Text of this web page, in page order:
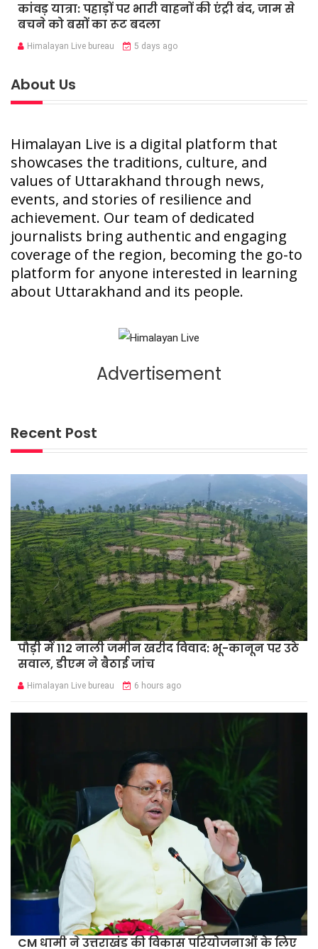
कांवड़ यात्रा: पहाड़ों पर भारी वाहनों की एंट्री बंद, जाम से
बचने को बसों का रूट बदला
Himalayan Live bureau 5 days ago
About Us
Himalayan Live is a digital platform that
showcases the traditions, culture, and
values of Uttarakhand through news,
events, and stories of resilience and
achievement. Our team of dedicated
journalists bring authentic and engaging
coverage of the region, becoming the go-to
platform for anyone interested in learning
about Uttarakhand and its people.
Advertisement
Recent Post
पौड़ी में 112 नाली जमीन खरीद विवाद: भू-कानून पर उठे
सवाल, डीएम ने बैठाई जांच
Himalayan Live bureau 6 hours ago
CM धामी ने उत्तराखंड की विकास परियोजनाओं के लिए